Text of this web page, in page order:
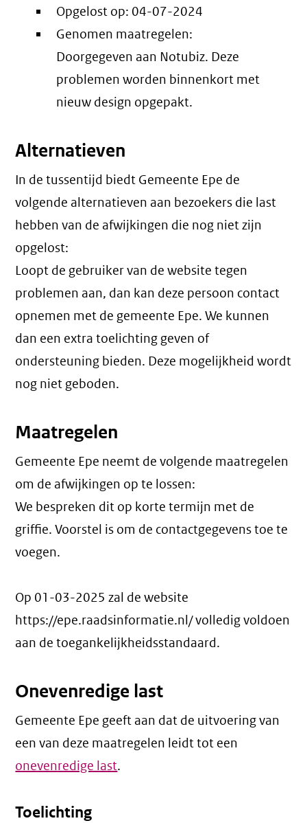
Opgelost op: 04-07-2024
Genomen maatregelen:
Doorgegeven aan Notubiz. Deze
problemen worden binnenkort met
nieuw design opgepakt.
Alternatieven
In de tussentijd biedt Gemeente Epe de
volgende alternatieven aan bezoekers die last
hebben van de afwijkingen die nog niet zijn
opgelost:
Loopt de gebruiker van de website tegen
problemen aan, dan kan deze persoon contact
opnemen met de gemeente Epe. We kunnen
dan een extra toelichting geven of
ondersteuning bieden. Deze mogelijkheid wordt
nog niet geboden.
Maatregelen
Gemeente Epe neemt de volgende maatregelen
om de afwijkingen op te lossen:
We bespreken dit op korte termijn met de
griffie. Voorstel is om de contactgegevens toe te
voegen.
Op 01-03-2025 zal de website
https://epe.raadsinformatie.nl/ volledig voldoen
aan de toegankelijkheidsstandaard.
Onevenredige last
Gemeente Epe geeft aan dat de uitvoering van
een van deze maatregelen leidt tot een
onevenredige last.
Toelichting